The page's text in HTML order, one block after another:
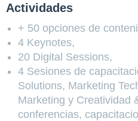
Actividades
+ 50 opciones de
4 Keynotes,
20 Digital Sessions,
4 Sesiones de
Solutions, Marketing
Marketing y Creatividad
conferencias,